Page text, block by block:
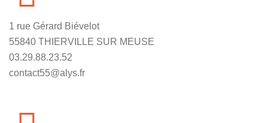
1 rue Gérard Biévelot
55840 THIERVILLE SUR MEUSE
03.29.88.23.52
contact55@alys.fr